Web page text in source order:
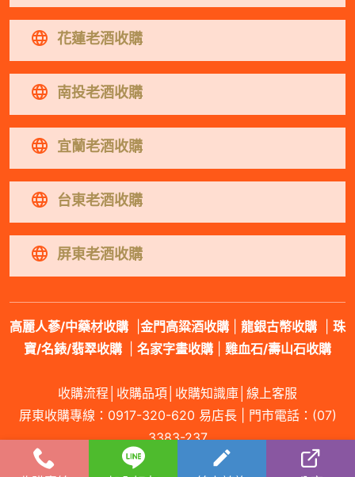
花蓮老酒收購
南投老酒收購
宜蘭老酒收購
台東老酒收購
屏東老酒收購
高麗人蔘/中藥材收購 金門高粱酒收購 龍銀古幣收購
珠
寶/名錶/翡翠收購
名家字畫收購 雞血石/壽山石收購
收購流程 收購品項 收購知識庫 線上客服
屏東收購專線： 0917-320-620 易店長 | 門市電話： (07)
3383-237